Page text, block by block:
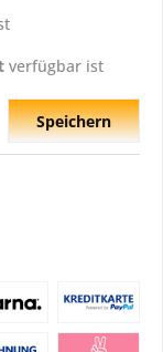
verfügbar ist
Speichern